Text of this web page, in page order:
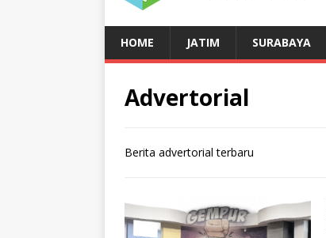
HOME JATIM SURABAYA
Advertorial
Berita advertorial terbaru